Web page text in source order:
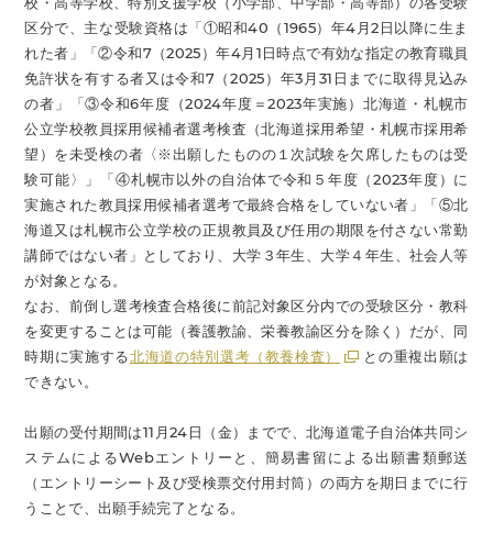
区分で、主な受験資格は「①昭和40（1965）年4月2日以降に生ま
れた者」「②令和7（2025）年4月1日時点で有効な指定の教育職員
免許状を有する者又は令和7（2025）年3月31日までに取得見込み
の者」「③令和6年度（2024年度＝2023年実施）北海道・札幌市
公立学校教員採用候補者選考検査（北海道採用希望・札幌市採用希
望）を未受検の者〈※出願したものの１次試験を欠席したものは受
験可能〉」「④札幌市以外の自治体で令和５年度（2023年度）に
実施された教員採用候補者選考で最終合格をしていない者」「⑤北
海道又は札幌市公立学校の正規教員及び任用の期限を付さない常勤
講師ではない者」としており、大学３年生、大学４年生、社会人等
が対象となる。
なお、前倒し選考検査合格後に前記対象区分内での受験区分・教科
を変更することは可能（養護教諭、栄養教諭区分を除く）だが、同
時期に実施する北海道の特別選考（教養検査）
との重複出願は
できない。
出願の受付期間は11月24日（金）までで、北海道電子自治体共同シ
ステムによるWebエントリーと、簡易書留による出願書類郵送
（エントリーシート及び受検票交付用封筒）の両方を期日までに行
うことで、出願手続完了となる。